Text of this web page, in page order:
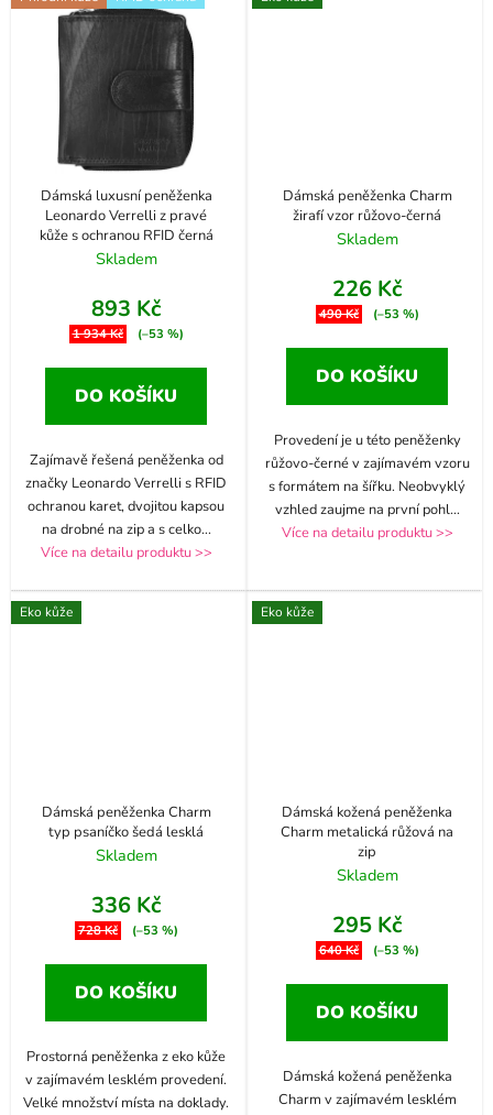
Dámská luxusní peněženka
Leonardo Verrelli z pravé
kůže s ochranou RFID černá
Skladem
893 Kč
1 934 Kč (–53 %)
DO KOŠÍKU
Zajímavě řešená peněženka od
značky Leonardo Verrelli s RFID
ochranou karet, dvojitou kapsou
na drobné na zip a s celko...
Více na detailu produktu >>
Dámská peněženka Charm
žirafí vzor růžovo-černá
Skladem
226 Kč
490 Kč (–53 %)
DO KOŠÍKU
Provedení je u této peněženky
růžovo-černé v zajímavém vzoru
s formátem na šířku. Neobvyklý
vzhled zaujme na první pohl...
Více na detailu produktu >>
Eko kůže
Dámská peněženka Charm
typ psaníčko šedá lesklá
Skladem
336 Kč
728 Kč (–53 %)
DO KOŠÍKU
Prostorná peněženka z eko kůže
v zajímavém lesklém provedení.
Velké množství místa na doklady.
Eko kůže
Dámská kožená peněženka
Charm metalická růžová na
zip
Skladem
295 Kč
640 Kč (–53 %)
DO KOŠÍKU
Dámská kožená peněženka
Charm v zajímavém lesklém